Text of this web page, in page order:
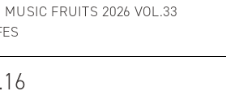
MUSIC FRUITS 2026 VOL.33